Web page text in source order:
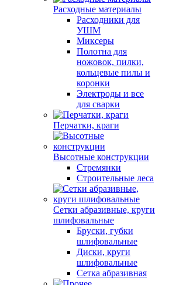
Расходные материалы
Расходники для
УШМ
Миксеры
Полотна для
ножовок, пилки,
кольцевые пилы и
коронки
Электроды и все
для сварки
Перчатки, краги
Высотные конструкции
Стремянки
Строительные леса
Сетки абразивные, круги
шлифовальные
Бруски, губки
шлифовальные
Диски, круги
шлифовальные
Сетка абразивная